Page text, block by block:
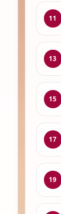
11
13
15
17
19